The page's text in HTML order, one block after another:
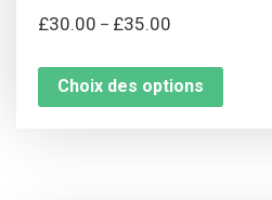
£30.00 – £35.00
Choix des options